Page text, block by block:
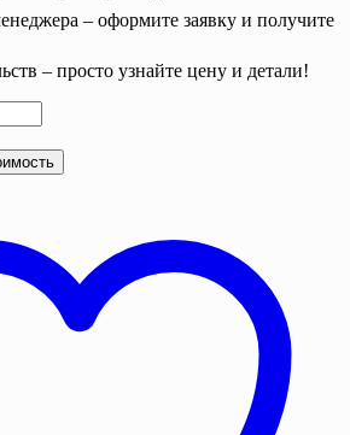
– оформите заявку и получите
– просто узнайте цену и детали!